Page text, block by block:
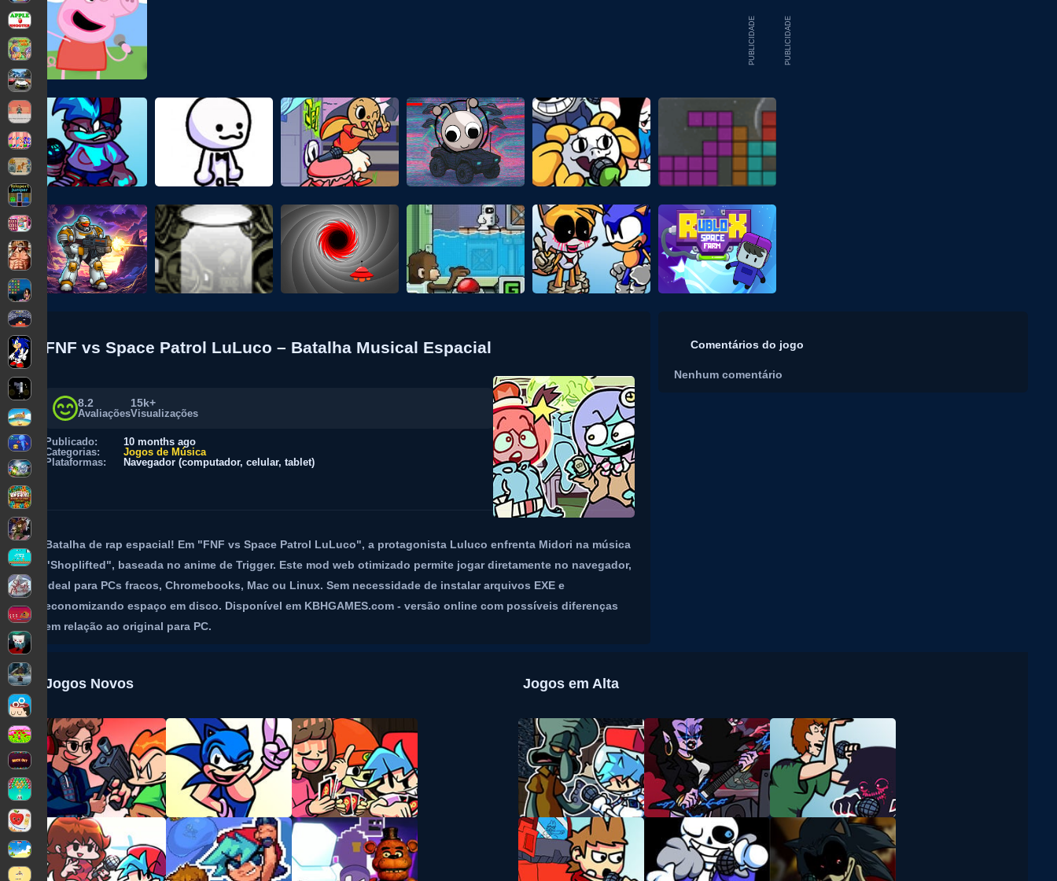
PUBLICIDADE
PUBLICIDADE
FNF vs Space Patrol LuLuco – Batalha Musical Espacial
8.2
Avaliações
15k+
Visualizações
Publicado:
10 months ago
Categorias:
Jogos de Música
Plataformas:
Navegador (computador, celular, tablet)
Batalha de rap espacial! Em "FNF vs Space Patrol LuLuco", a protagonista Luluco enfrenta Midori na música
"Shoplifted", baseada no anime de Trigger. Este mod web otimizado permite jogar diretamente no navegador,
ideal para PCs fracos, Chromebooks, Mac ou Linux. Sem necessidade de instalar arquivos EXE e
economizando espaço em disco. Disponível em KBHGAMES.com - versão online com possíveis diferenças
em relação ao original para PC.
Comentários do jogo
Nenhum comentário
Jogos Novos Jogos em Alta